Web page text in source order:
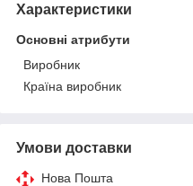
Характеристики
Основні атрибути
Виробник
Країна виробник
Умови доставки
Нова Пошта